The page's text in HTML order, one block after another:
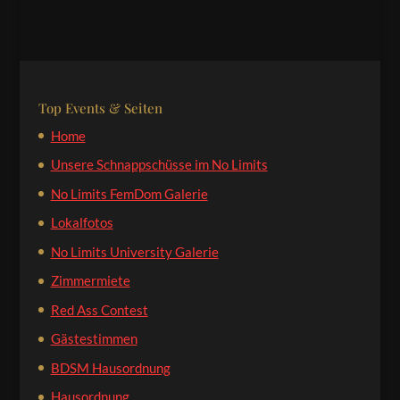
Top Events & Seiten
Home
Unsere Schnappschüsse im No Limits
No Limits FemDom Galerie
Lokalfotos
No Limits University Galerie
Zimmermiete
Red Ass Contest
Gästestimmen
BDSM Hausordnung
Hausordnung